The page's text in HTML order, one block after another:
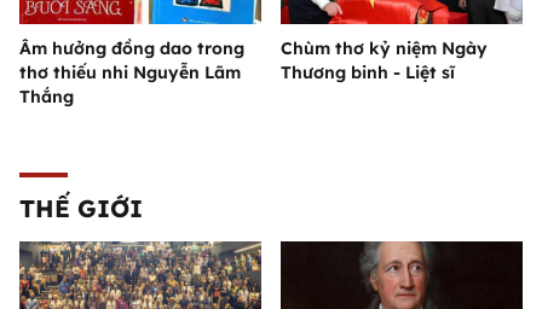
Âm hưởng đồng dao trong
thơ thiếu nhi Nguyễn Lãm
Thắng
Chùm thơ kỷ niệm Ngày
Thương binh - Liệt sĩ
THẾ GIỚI